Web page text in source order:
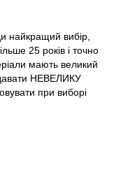
найкращий вибір,
25 років і точно
мають великий
давати НЕВЕЛИКУ
при виборі